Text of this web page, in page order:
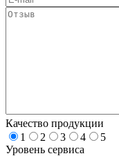
Качество продукции
1
2 3 4
5
Уровень сервиса